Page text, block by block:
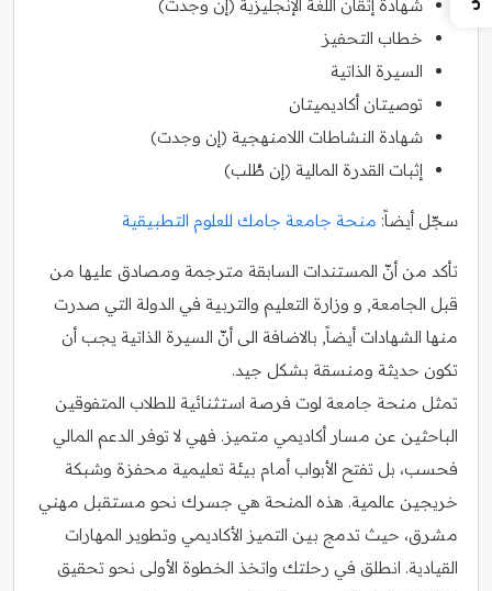
شهادة إتقان اللغة الإنجليزية (إن وجدت)
خطاب التحفيز
السيرة الذاتية
توصيتان أكاديميتان
شهادة النشاطات اللامنهجية (إن وجدت)
إثبات القدرة المالية (إن طُلب)
سجّل أيضاً: منحة جامعة جامك للعلوم التطبيقية
تأكد من أنّ المستندات السابقة مترجمة ومصادق عليها من
قبل الجامعة, و وزارة التعليم والتربية في الدولة التي صدرت
منها الشهادات أيضاً, بالاضافة الى أنّ السيرة الذاتية يجب أن
تكون حديثة ومنسقة بشكل جيد.
تمثل منحة جامعة لوت فرصة استثنائية للطلاب المتفوقين
الباحثين عن مسار أكاديمي متميز. فهي لا توفر الدعم المالي
فحسب، بل تفتح الأبواب أمام بيئة تعليمية محفزة وشبكة
خريجين عالمية. هذه المنحة هي جسرك نحو مستقبل مهني
مشرق، حيث تدمج بين التميز الأكاديمي وتطوير المهارات
القيادية. انطلق في رحلتك واتخذ الخطوة الأولى نحو تحقيق